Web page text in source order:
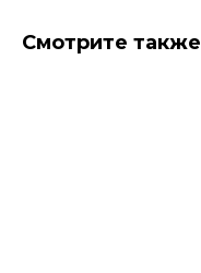
Смотрите также